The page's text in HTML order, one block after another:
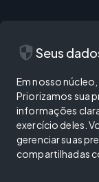
security Seus
Em nosso
Priorizamos sua
informações
exercício deles.
gerenciar suas
compartilhadas